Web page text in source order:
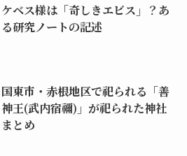
ケベス様は「奇しきエビス」？あ
る研究ノートの記述
国東市・赤根地区で祀られる「善
神王(武内宿禰)」が祀られた神社
まとめ